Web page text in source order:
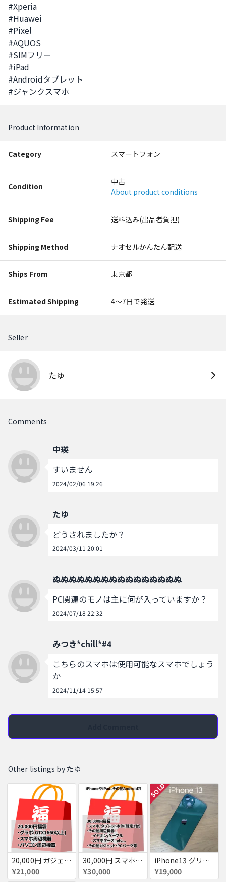
#Xperia
#Huawei
#Pixel
#AQUOS
#SIMフリー
#iPad
#Androidタブレット
#ジャンクスマホ
Product Information
Category スマートフォン
Condition
中古
About product conditions
Shipping Fee 送料込み(出品者負担)
Shipping Method ナオセルかんたん配送
Ships From 東京都
Estimated Shipping 4〜7日で発送
Seller
たゆ
Comments
中瑛
すいません
2024/02/06 19:26
たゆ
どうされましたか？
2024/03/11 20:01
ぬぬぬぬぬぬぬぬぬぬぬぬぬぬぬぬ
PC関連のモノは主に何が入っていますか？
2024/07/18 22:32
みつき*chill*#4
こちらのスマホは使用可能なスマホでしょう
か
2024/11/14 15:57
Other listings by たゆ
20,000円 ガジェット福袋！確定でGTX1660以上のグラフィックボード、スマホ・パソコン周辺機器が入っています！
¥21,000
30,000円 スマホ福袋！確定でスマホ/タブレット計2台入ってます！(他にもケースやケーブル、イヤホン)
¥30,000
SOLD
iPhone13 グリーン ジャンク
¥19,000